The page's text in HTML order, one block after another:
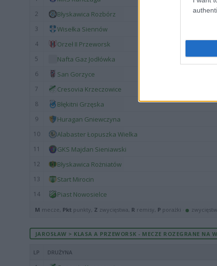
2 Błyskawica Rozbórz
3 Wisełka Siennów
4 Orzeł II Przeworsk
5 Nafta Gaz Jodłówka
6 San Gorzyce
7 Cresovia Krzeczowice
8 Błękitni Grzęska
9 Huragan Gniewczyna
10 Alabaster Łopuszka Wielka
11 GKS Majdan Sieniawski
12 Błyskawica Rożniatów
13 Start Mirocin
14 Piast Nowosielce
M mecze, Pkt punkty, Z zwycięstwa, R remisy, P porażki ·
JAROSŁAW > KLASA A PRZEWORSK - MECZE ROZEGRANE NA
LP DRUŻYNA